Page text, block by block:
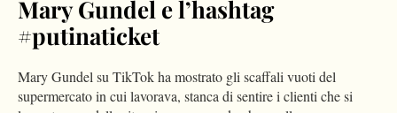
Mary Gundel e l’hashtag
#putinaticket
Mary Gundel su TikTok ha mostrato gli scaffali vuoti del
supermercato in cui lavorava, stanca di sentire i clienti che si